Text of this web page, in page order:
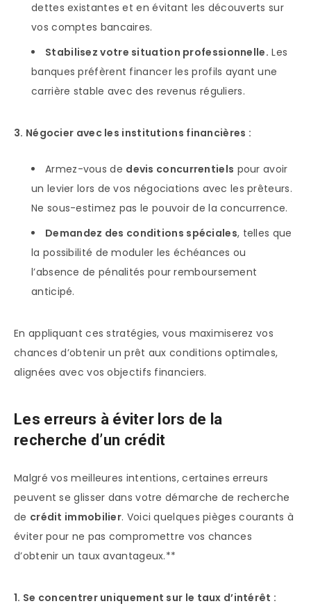
dettes existantes et en évitant les découverts sur
vos comptes bancaires.
Stabilisez votre situation professionnelle. Les
banques préfèrent financer les profils ayant une
carrière stable avec des revenus réguliers.
3. Négocier avec les institutions financières :
Armez-vous de devis concurrentiels pour avoir
un levier lors de vos négociations avec les prêteurs.
Ne sous-estimez pas le pouvoir de la concurrence.
Demandez des conditions spéciales, telles que
la possibilité de moduler les échéances ou
l’absence de pénalités pour remboursement
anticipé.
En appliquant ces stratégies, vous maximiserez vos
chances d’obtenir un prêt aux conditions optimales,
alignées avec vos objectifs financiers.
Les erreurs à éviter lors de la
recherche d’un crédit
Malgré vos meilleures intentions, certaines erreurs
peuvent se glisser dans votre démarche de recherche
de crédit immobilier. Voici quelques pièges courants à
éviter pour ne pas compromettre vos chances
d’obtenir un taux avantageux.**
1. Se concentrer uniquement sur le taux d’intérêt :